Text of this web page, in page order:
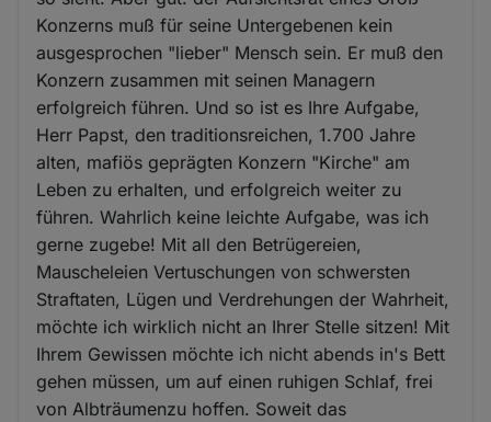
Konzerns muß für seine Untergebenen kein
ausgesprochen "lieber" Mensch sein. Er muß den
Konzern zusammen mit seinen Managern
erfolgreich führen. Und so ist es Ihre Aufgabe,
Herr Papst, den traditionsreichen, 1.700 Jahre
alten, mafiös geprägten Konzern "Kirche" am
Leben zu erhalten, und erfolgreich weiter zu
führen. Wahrlich keine leichte Aufgabe, was ich
gerne zugebe! Mit all den Betrügereien,
Mauscheleien Vertuschungen von schwersten
Straftaten, Lügen und Verdrehungen der Wahrheit,
möchte ich wirklich nicht an Ihrer Stelle sitzen! Mit
Ihrem Gewissen möchte ich nicht abends in's Bett
gehen müssen, um auf einen ruhigen Schlaf, frei
von Albträumenzu hoffen. Soweit das